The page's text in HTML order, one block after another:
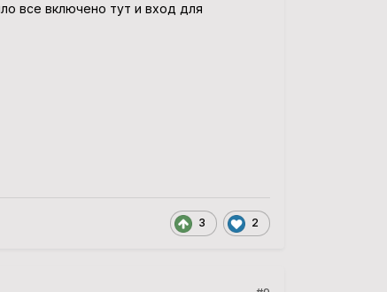
все включено тут и вход для
3 2